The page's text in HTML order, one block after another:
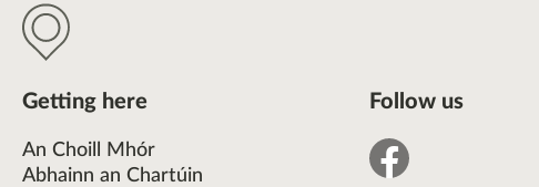
Getting here
An Choill Mhór
Abhainn an Chartúin
Follow us
facebook